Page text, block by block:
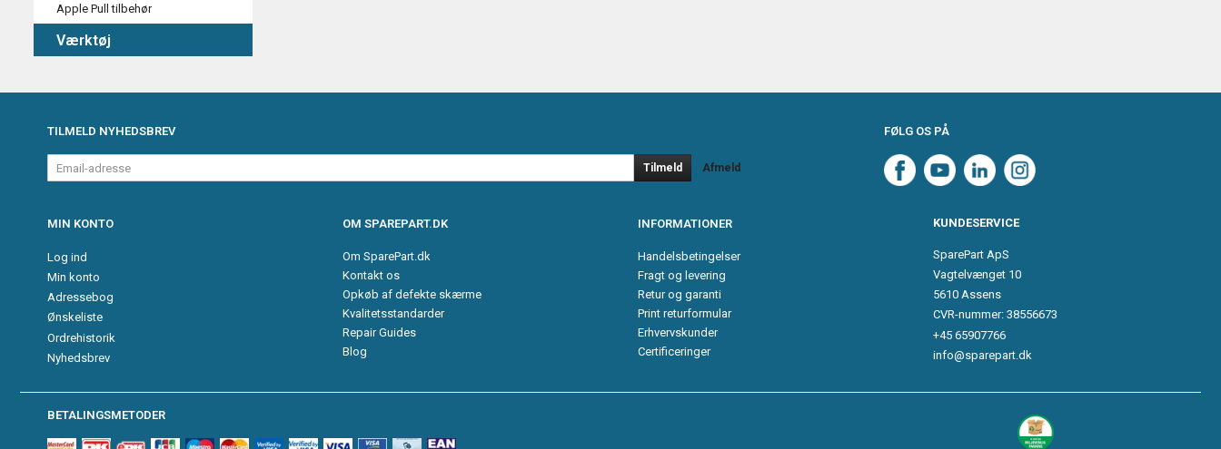
Apple Pull tilbehør
Værktøj
TILMELD NYHEDSBREV
Email-
adresse
Tilmeld Afmeld
FØLG OS PÅ
MIN KONTO
Log ind
Min konto
Adressebog
Ønskeliste
Ordrehistorik
Nyhedsbrev
OM SPAREPART.DK
Om SparePart.dk
Kontakt os
Opkøb af defekte skærme
Kvalitetsstandarder
Repair Guides
Blog
INFORMATIONER
Handelsbetingelser
Fragt og levering
Retur og garanti
Print returformular
Erhvervskunder
Certificeringer
KUNDESERVICE
SparePart ApS
Vagtelvænget 10
5610 Assens
CVR-nummer: 38556673
+45 65907766
info@sparepart.dk
BETALINGSMETODER